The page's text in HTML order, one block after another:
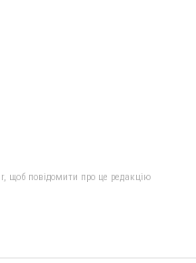
щоб повідомити про це редакцію